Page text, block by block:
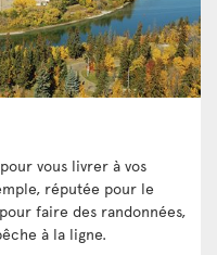
vous livrer à vos
réputée pour le
faire des randonnées,
à la ligne.